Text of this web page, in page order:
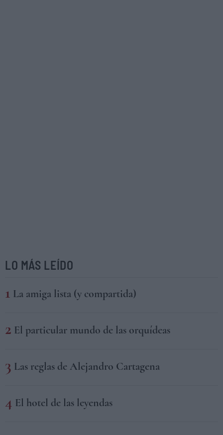
LO MÁS LEÍDO
La amiga lista (y compartida)
El particular mundo de las orquídeas
Las reglas de Alejandro Cartagena
El hotel de las leyendas